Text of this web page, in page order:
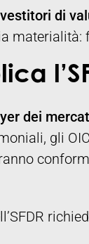
di
materialità:
dei
gli